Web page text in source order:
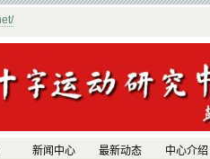
新闻中心 最新动态 中心介绍